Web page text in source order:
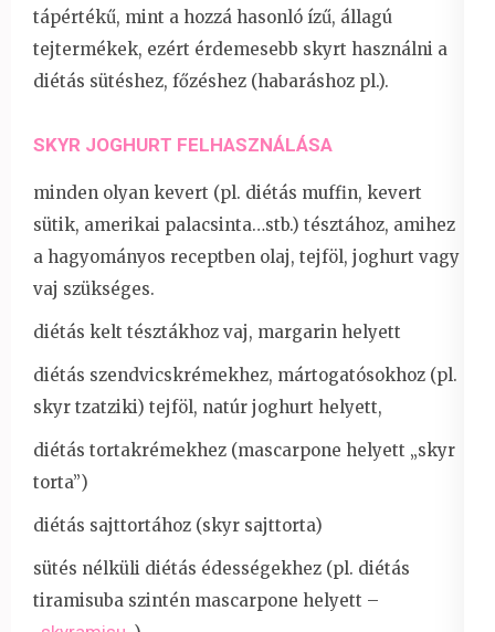
tápértékű, mint a hozzá hasonló ízű, állagú
tejtermékek, ezért érdemesebb skyrt használni a
diétás sütéshez, főzéshez (habaráshoz pl.).
SKYR JOGHURT FELHASZNÁLÁSA
minden olyan kevert (pl. diétás muffin, kevert
sütik, amerikai palacsinta…stb.) tésztához, amihez
a hagyományos receptben olaj, tejföl, joghurt vagy
vaj szükséges.
diétás kelt tésztákhoz vaj, margarin helyett
diétás szendvicskrémekhez, mártogatósokhoz (pl.
skyr tzatziki) tejföl, natúr joghurt helyett,
diétás tortakrémekhez (mascarpone helyett „skyr
torta”)
diétás sajttortához (skyr sajttorta)
sütés nélküli diétás édességekhez (pl. diétás
tiramisuba szintén mascarpone helyett –